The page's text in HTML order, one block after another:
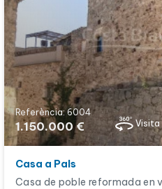
Referència: 6004
1.150.000 € Visita
Casa a Pals
Casa de poble reformada en